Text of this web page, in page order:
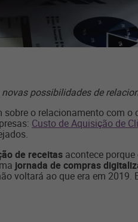
possibilidades de
o relacionamento com
Custo de Aquisição de
de receitas acontece
jornada de compras
voltará ao que era em